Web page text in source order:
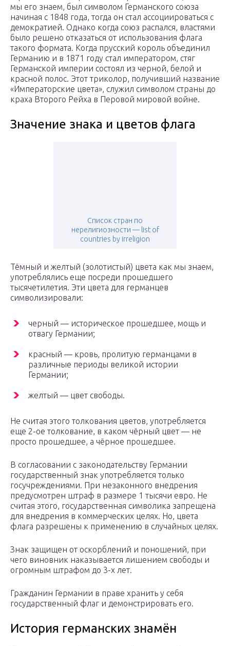
мы его знаем, был символом Германского союза
начиная с 1848 года, тогда он стал ассоциироваться с
демократией. Однако когда союз распался, властями
было решено отказаться от использования флага
такого формата. Когда прусский король объединил
Германию и в 1871 году стал императором, стяг
Германской империи состоял из черной, белой и
красной полос. Этот триколор, получивший название
«Императорские цвета», служил символом страны до
краха Второго Рейха в Перовой мировой войне.
Значение знака и цветов флага
Список стран по
нерелигиозности — list of
countries by irreligion
Тёмный и желтый (золотистый) цвета как мы знаем,
употреблялись еще посреди прошедшего
тысячетилетия. Эти цвета для германцев
символизировали:
черный — историческое прошедшее, мощь и
отвагу Германии;
красный — кровь, пролитую германцами в
различные периоды великой истории
Германии;
желтый — цвет свободы.
Не считая этого толкования цветов, употребляется
еще 2-ое толкование, в каком чёрный цвет — не
просто прошедшее, а чёрное прошедшее.
В согласовании с законодательству Германии
государственный знак употребляется только
госучреждениями. При незаконного внедрения
предусмотрен штраф в размере 1 тысячи евро. Не
считая этого, государственная символика запрещена
для внедрения в коммерческих целях. Но, цвета
флага разрешены к применению в случайных целях.
Знак защищен от оскорблений и поношений, при
чего виновник наказывается лишением свободы и
огромным штрафом до 3-х лет.
Гражданин Германии в праве хранить у себя
государственный флаг и демонстрировать его.
История германских знамён